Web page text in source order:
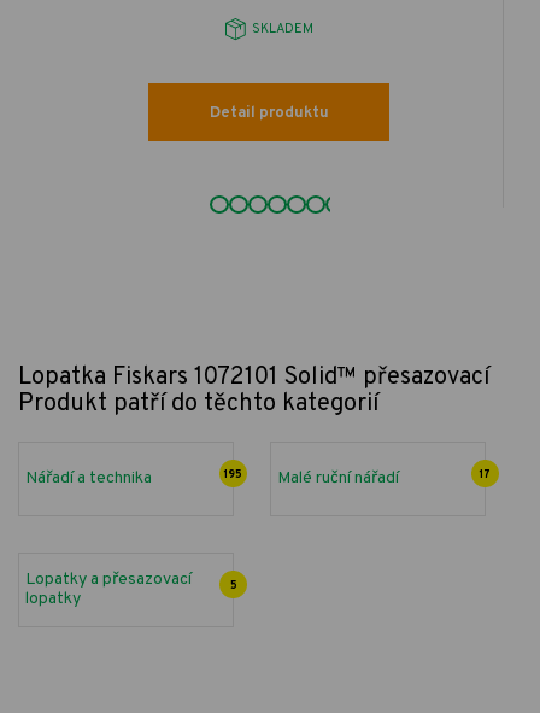
SKLADEM
Detail produktu
Lopatka Fiskars 1072101 Solid™ přesazovací
Produkt patří do těchto kategorií
Nářadí a technika 195 Malé ruční nářadí 17
Lopatky a přesazovací
lopatky
5